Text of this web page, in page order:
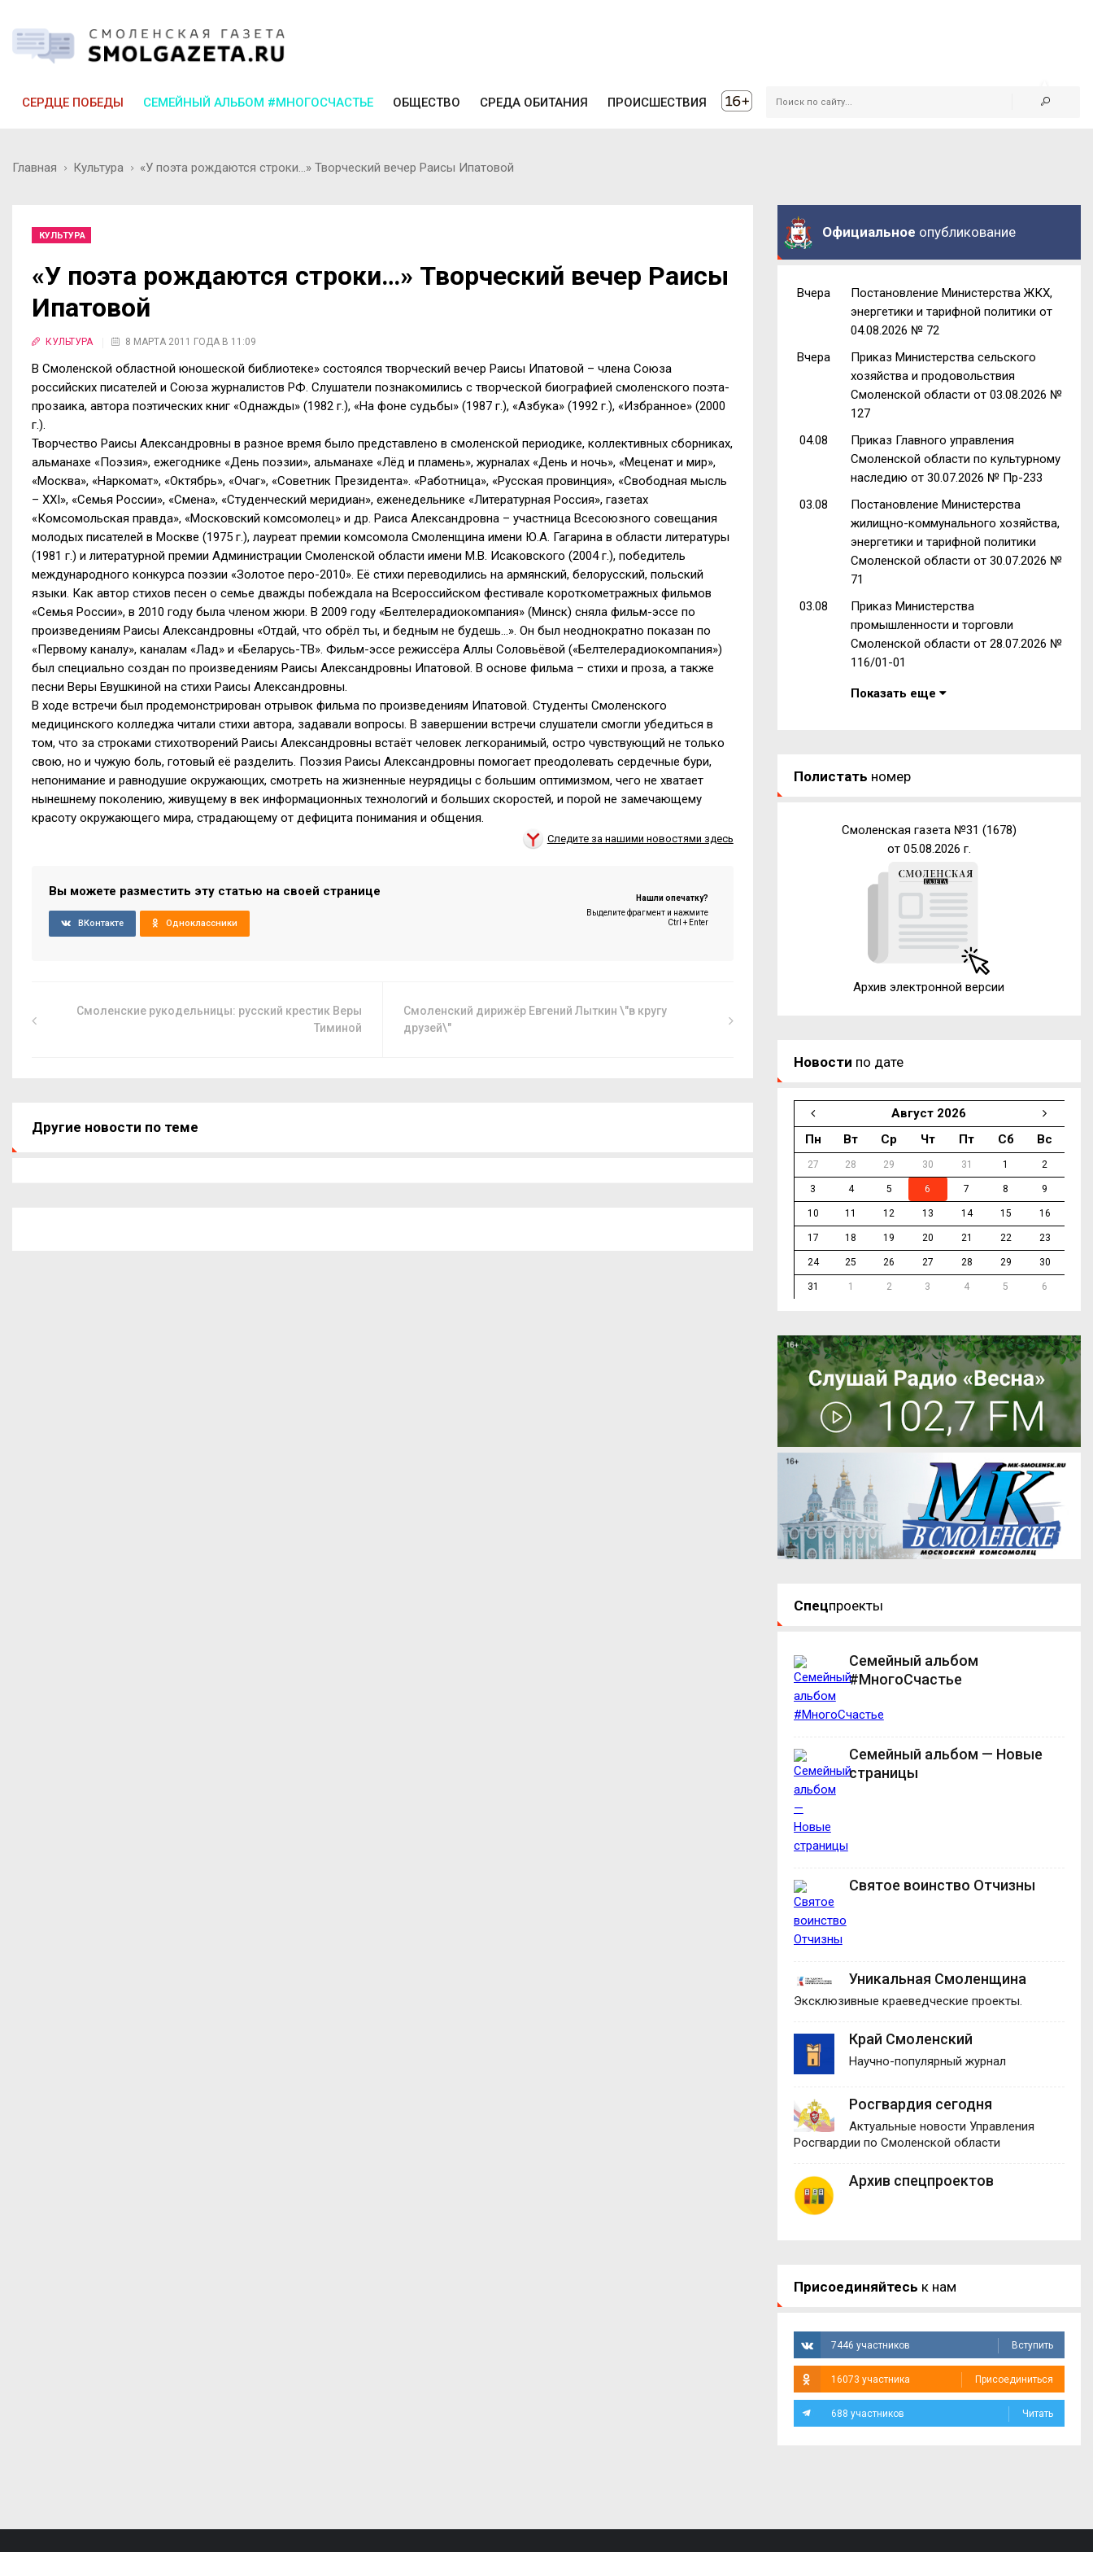
СЕРДЦЕ ПОБЕДЫ СЕМЕЙНЫЙ АЛЬБОМ #МНОГОСЧАСТЬЕ ОБЩЕСТВО СРЕДА ОБИТАНИЯ ПРОИСШЕСТВИЯ
Главная Культура «У поэта рождаются строки…» Творческий вечер Раисы Ипатовой
КУЛЬТУРА
«У поэта рождаются строки…» Творческий вечер Раисы
Ипатовой
КУЛЬТУРА 8 МАРТА 2011 ГОДА В 11:09
В Смоленской областной юношеской библиотеке» состоялся творческий вечер Раисы Ипатовой – члена Союза
российских писателей и Союза журналистов РФ. Слушатели познакомились с творческой биографией смоленского поэта-
прозаика, автора поэтических книг «Однажды» (1982 г.), «На фоне судьбы» (1987 г.), «Азбука» (1992 г.), «Избранное» (2000
г.).
Творчество Раисы Александровны в разное время было представлено в смоленской периодике, коллективных сборниках,
альманахе «Поэзия», ежегоднике «День поэзии», альманахе «Лёд и пламень», журналах «День и ночь», «Меценат и мир»,
«Москва», «Наркомат», «Октябрь», «Очаг», «Советник Президента». «Работница», «Русская провинция», «Свободная мысль
– XXI», «Семья России», «Смена», «Студенческий меридиан», еженедельнике «Литературная Россия», газетах
«Комсомольская правда», «Московский комсомолец» и др. Раиса Александровна – участница Всесоюзного совещания
молодых писателей в Москве (1975 г.), лауреат премии комсомола Смоленщина имени Ю.А. Гагарина в области литературы
(1981 г.) и литературной премии Администрации Смоленской области имени М.В. Исаковского (2004 г.), победитель
международного конкурса поэзии «Золотое перо-2010». Её стихи переводились на армянский, белорусский, польский
языки. Как автор стихов песен о семье дважды побеждала на Всероссийском фестивале короткометражных фильмов
«Семья России», в 2010 году была членом жюри. В 2009 году «Белтелерадиокомпания» (Минск) сняла фильм-эссе по
произведениям Раисы Александровны «Отдай, что обрёл ты, и бедным не будешь…». Он был неоднократно показан по
«Первому каналу», каналам «Лад» и «Беларусь-ТВ». Фильм-эссе режиссёра Аллы Соловьёвой («Белтелерадиокомпания»)
был специально создан по произведениям Раисы Александровны Ипатовой. В основе фильма – стихи и проза, а также
песни Веры Евушкиной на стихи Раисы Александровны.
В ходе встречи был продемонстрирован отрывок фильма по произведениям Ипатовой. Студенты Смоленского
медицинского колледжа читали стихи автора, задавали вопросы. В завершении встречи слушатели смогли убедиться в
том, что за строками стихотворений Раисы Александровны встаёт человек легкоранимый, остро чувствующий не только
свою, но и чужую боль, готовый её разделить. Поэзия Раисы Александровны помогает преодолевать сердечные бури,
непонимание и равнодушие окружающих, смотреть на жизненные неурядицы с большим оптимизмом, чего не хватает
нынешнему поколению, живущему в век информационных технологий и больших скоростей, и порой не замечающему
красоту окружающего мира, страдающему от дефицита понимания и общения.
Следите за нашими новостями здесь
Вы можете разместить эту статью на своей странице
ВКонтакте Одноклассники
Нашли опечатку?
Выделите фрагмент и нажмите
Ctrl + Enter
Смоленские рукодельницы: русский крестик Веры
Тиминой
Смоленский дирижёр Евгений Лыткин \"в кругу
друзей\"
Другие новости по теме
Официальное опубликование
Вчера
Постановление Министерства ЖКХ,
энергетики и тарифной политики от
04.08.2026 № 72
Вчера
Приказ Министерства сельского
хозяйства и продовольствия
Смоленской области от 03.08.2026 №
127
04.08
Приказ Главного управления
Смоленской области по культурному
наследию от 30.07.2026 № Пр-233
03.08
Постановление Министерства
жилищно-коммунального хозяйства,
энергетики и тарифной политики
Смоленской области от 30.07.2026 №
71
03.08
Приказ Министерства
промышленности и торговли
Смоленской области от 28.07.2026 №
116/01-01
Показать еще
Полистать номер
Смоленская газета №31 (1678)
от 05.08.2026 г.
Архив электронной версии
Новости по дате
Август 2026
Пн
Вт Ср Чт Пт Сб Вс
27 28 29 30 31 1 2
3 4 5 6 7 8 9
10 11 12 13 14 15 16
17 18 19 20 21 22 23
24 25 26 27 28 29 30
31 1 2 3 4 5 6
Спецпроекты
Семейный альбом
#МногоСчастье
Семейный альбом — Новые
страницы
Святое воинство Отчизны
Уникальная Смоленщина
Эксклюзивные краеведческие проекты.
Край Смоленский
Научно-популярный журнал
Росгвардия сегодня
Актуальные новости Управления
Росгвардии по Смоленской области
Архив спецпроектов
Присоединяйтесь к нам
7446 участников Вступить
16073 участника Присоединиться
688 участников Читать